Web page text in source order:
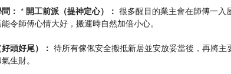
： * 開工前派（提神定心）： 很多醒目的業主會在師傅一入
令師傅心情大好，搬運時自然加倍小心。
頭好尾）： 待所有傢俬安全搬抵新居並安放妥當後，再將主
生財。